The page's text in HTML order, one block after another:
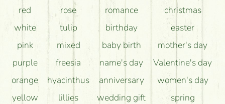
How can the flower bouquets stay beautiful for as
long as possible?
red
white
pink
purple
orange
yellow
rose
tulip
mixed
freesia
hyacinthus
lillies
romance
birthday
baby birth
name's day
anniversary
wedding gift
christmas
easter
mother's day
Valentine's day
women's day
spring